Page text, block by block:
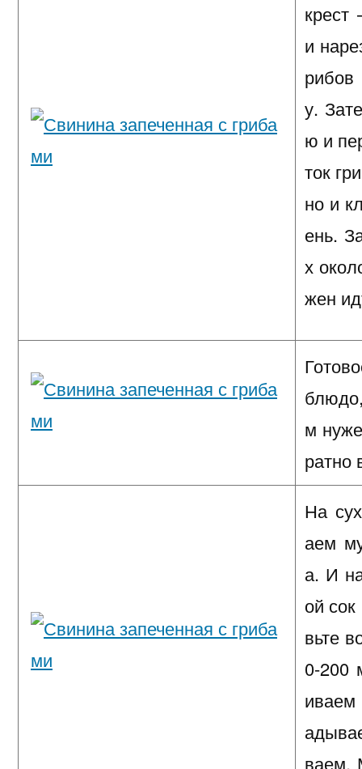
и
у.
ю и
ток
но и
ень.
х
жен
м
ратно
На
аем
а. И
ой
вьте
0-200
ваем.